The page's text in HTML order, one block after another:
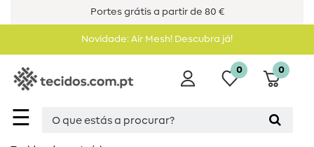
Portes grátis a partir de 80 €
Novidade: Air Mesh! Descubra já!
☰
0 0